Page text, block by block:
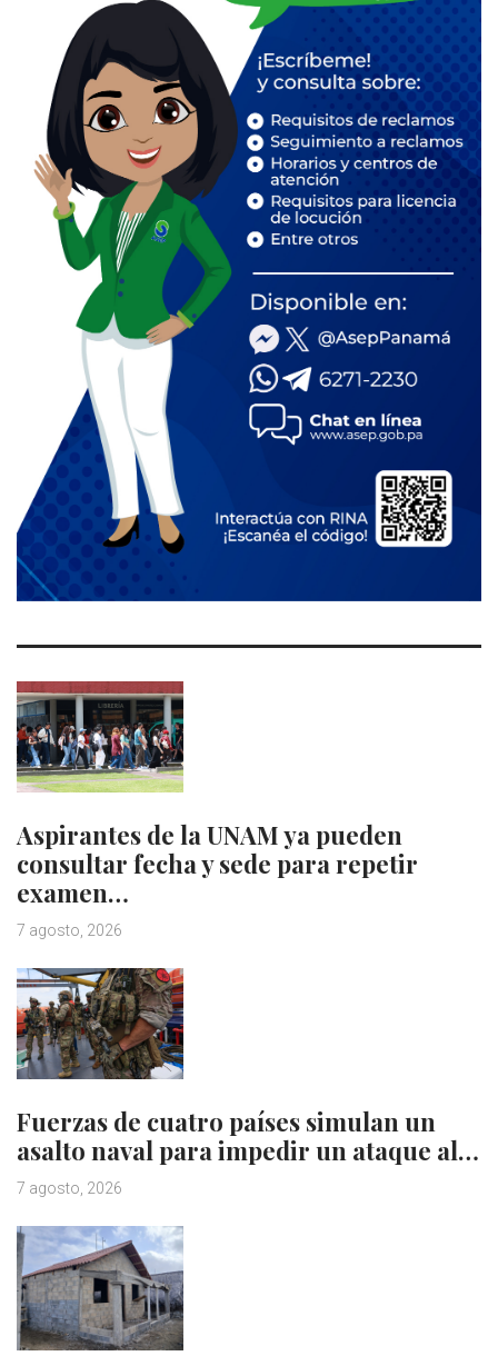
Aspirantes de la UNAM ya pueden
consultar fecha y sede para repetir
examen…
7 agosto, 2026
Fuerzas de cuatro países simulan un
asalto naval para impedir un ataque al…
7 agosto, 2026